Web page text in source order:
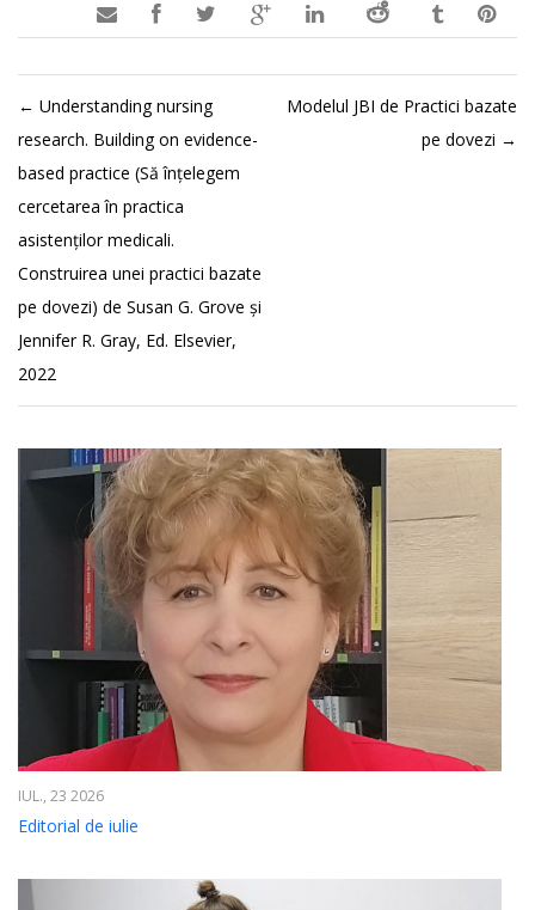

← Understanding nursing
research. Building on evidence-
based practice (Să înțelegem
cercetarea în practica
asistenților medicali.
Construirea unei practici bazate
pe dovezi) de Susan G. Grove și
Jennifer R. Gray, Ed. Elsevier,
2022
Modelul JBI de Practici bazate
pe dovezi →
IUL., 23 2026
Editorial de iulie